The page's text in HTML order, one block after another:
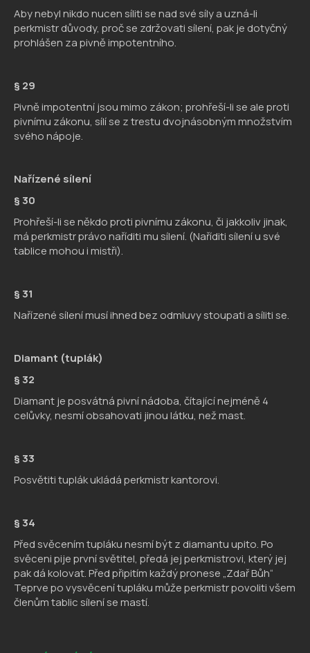
Aby nebyl nikdo nucen síliti se nad své síly a uzná-li
perkmistr důvody, proč se zdržovati sílení, pak je dotyčný
prohlášen za pivně impotentního.
§ 29
Pivně impotentní jsou mimo zákon; prohřeší-li se ale proti
pivnímu zákonu, sílí se z trestu dvojnásobným množstvím
svého nápoje.
Nařízené sílení
§ 30
Prohřeší-li se někdo proti pivnímu zákonu, či jakkoliv jinak,
má perkmistr právo naříditi mu sílení. (Naříditi sílení u své
tablice mohou i mistři).
§ 31
Nařízené sílení musí ihned bez odmluvy stoupati a síliti se.
Diamant (tuplák)
§ 32
Diamant je posvátná pivní nádoba, čítající nejméně 4
celůvky, nesmí obsahovati jinou látku, než mast.
§ 33
Posvětiti tuplák ukládá perkmistr kantorovi.
§ 34
Před svěcením tupláku nesmí být z diamantu upito. Po
svěceni pije první světitel, předá jej perkmistrovi, který jej
pak dá kolovat. Před připitím každý pronese „Zdař Bůh“
Teprve po vysvěcení tupláku může perkmistr povoliti všem
členům tablic sílení se mastí.